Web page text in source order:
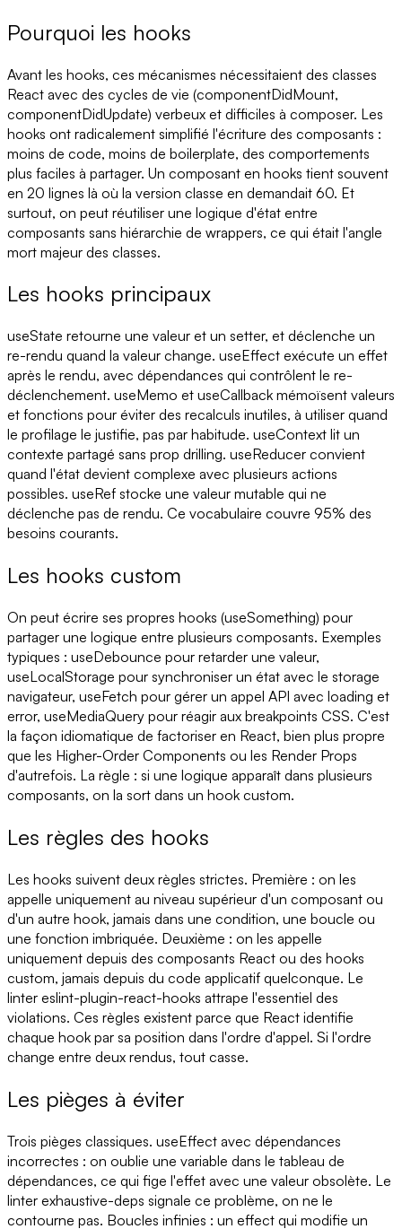
Pourquoi les hooks
Avant les hooks, ces mécanismes nécessitaient des classes
React avec des cycles de vie (componentDidMount,
componentDidUpdate) verbeux et difficiles à composer. Les
hooks ont radicalement simplifié l'écriture des composants :
moins de code, moins de boilerplate, des comportements
plus faciles à partager. Un composant en hooks tient souvent
en 20 lignes là où la version classe en demandait 60. Et
surtout, on peut réutiliser une logique d'état entre
composants sans hiérarchie de wrappers, ce qui était l'angle
mort majeur des classes.
Les hooks principaux
useState retourne une valeur et un setter, et déclenche un
re-rendu quand la valeur change. useEffect exécute un effet
après le rendu, avec dépendances qui contrôlent le re-
déclenchement. useMemo et useCallback mémoïsent valeurs
et fonctions pour éviter des recalculs inutiles, à utiliser quand
le profilage le justifie, pas par habitude. useContext lit un
contexte partagé sans prop drilling. useReducer convient
quand l'état devient complexe avec plusieurs actions
possibles. useRef stocke une valeur mutable qui ne
déclenche pas de rendu. Ce vocabulaire couvre 95% des
besoins courants.
Les hooks custom
On peut écrire ses propres hooks (useSomething) pour
partager une logique entre plusieurs composants. Exemples
typiques : useDebounce pour retarder une valeur,
useLocalStorage pour synchroniser un état avec le storage
navigateur, useFetch pour gérer un appel API avec loading et
error, useMediaQuery pour réagir aux breakpoints CSS. C'est
la façon idiomatique de factoriser en React, bien plus propre
que les Higher-Order Components ou les Render Props
d'autrefois. La règle : si une logique apparaît dans plusieurs
composants, on la sort dans un hook custom.
Les règles des hooks
Les hooks suivent deux règles strictes. Première : on les
appelle uniquement au niveau supérieur d'un composant ou
d'un autre hook, jamais dans une condition, une boucle ou
une fonction imbriquée. Deuxième : on les appelle
uniquement depuis des composants React ou des hooks
custom, jamais depuis du code applicatif quelconque. Le
linter eslint-plugin-react-hooks attrape l'essentiel des
violations. Ces règles existent parce que React identifie
chaque hook par sa position dans l'ordre d'appel. Si l'ordre
change entre deux rendus, tout casse.
Les pièges à éviter
Trois pièges classiques. useEffect avec dépendances
incorrectes : on oublie une variable dans le tableau de
dépendances, ce qui fige l'effet avec une valeur obsolète. Le
linter exhaustive-deps signale ce problème, on ne le
contourne pas. Boucles infinies : un effect qui modifie un